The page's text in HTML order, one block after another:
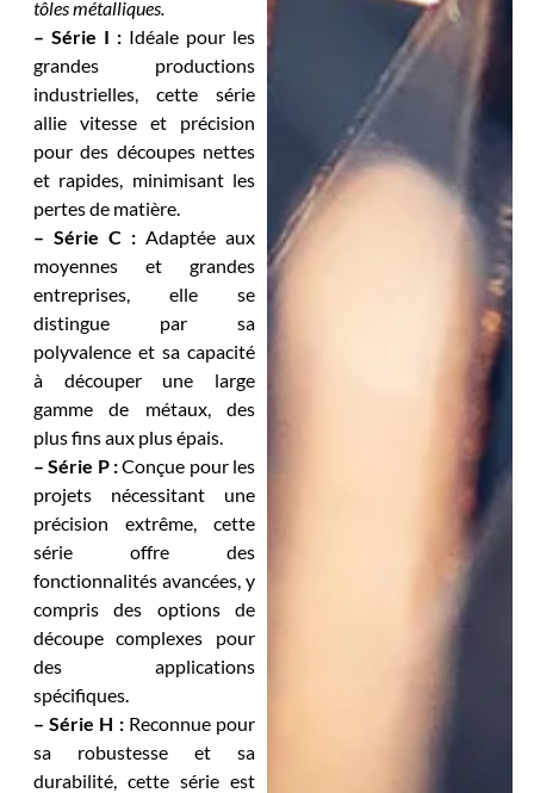
tôles métalliques.
– Série I :Idéale pour les
grandes productions
industrielles, cette série
allie vitesse et précision
pour des découpes nettes
et rapides, minimisant les
pertes de matière.
– Série C : Adaptée aux
moyennes et grandes
entreprises, elle se
distingue par sa
polyvalence et sa capacité
à découper une large
gamme de métaux, des
plus fins aux plus épais.
– Série P :Conçue pour les
projets nécessitant une
précision extrême, cette
série offre des
fonctionnalités avancées, y
compris des options de
découpe complexes pour
des applications
spécifiques.
– Série H : Reconnue pour
sa robustesse et sa
durabilité, cette série est